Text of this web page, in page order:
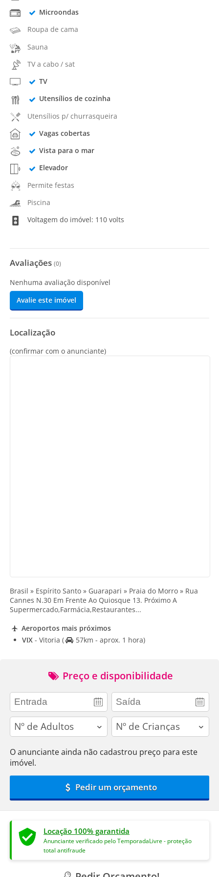
Microondas
Roupa de cama
Sauna
TV a cabo / sat
TV
Utensílios de cozinha
Utensílios p/ churrasqueira
Vagas cobertas
Vista para o mar
Elevador
Permite festas
Piscina
Voltagem do imóvel: 110 volts
Avaliações (0)
Nenhuma avaliação disponível
Avalie este imóvel
Localização
(confirmar com o anunciante)
Brasil » Espírito Santo » Guarapari » Praia do Morro » Rua
Cannes N.30 Em Frente Ao Quiosque 13. Próximo A
Supermercado,Farmácia,Restaurantes...
Aeroportos mais próximos
VIX - Vitoria ( 57km - aprox. 1 hora)
Preço e disponibilidade
adults children
O anunciante ainda não cadastrou preço para este
imóvel.
Pedir um orçamento
Locação 100% garantida
Anunciante verificado pelo TemporadaLivre - proteção
total antifraude